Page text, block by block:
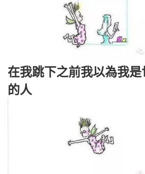
在我跳下之前我以為我
的人